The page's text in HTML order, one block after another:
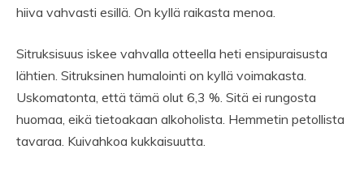
hiiva vahvasti esillä. On kyllä raikasta menoa.
Sitruksisuus iskee vahvalla otteella heti ensipuraisusta
lähtien. Sitruksinen humalointi on kyllä voimakasta.
Uskomatonta, että tämä olut 6,3 %. Sitä ei rungosta
huomaa, eikä tietoakaan alkoholista. Hemmetin petollista
tavaraa. Kuivahkoa kukkaisuutta.